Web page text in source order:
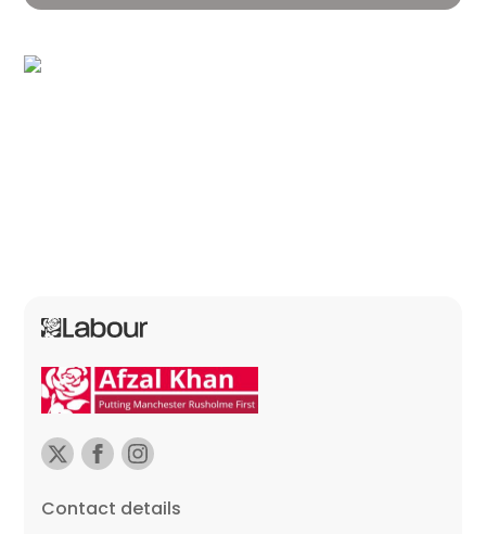
Contact details